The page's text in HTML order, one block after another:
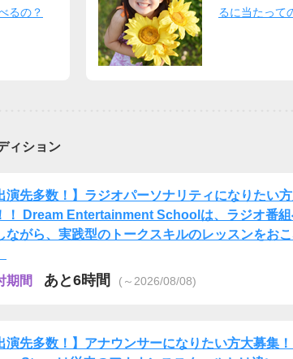
るの？
るに当たって
ィション
演先多数！】ラジオパーソナリティになりたい
！ Dream Entertainment Schoolは、ラジオ番
ながら、実践型のトークスキルのレッスンをお
期間
あと6時間 (～2026/08/08)
演先多数！】アナウンサーになりたい方大募集